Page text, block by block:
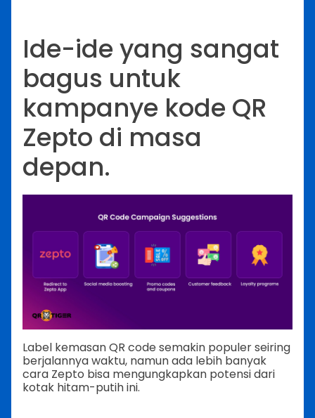
Ide-ide yang sangat
bagus untuk
kampanye kode QR
Zepto di masa
depan.
Label kemasan QR code semakin populer seiring
berjalannya waktu, namun ada lebih banyak
cara Zepto bisa mengungkapkan potensi dari
kotak hitam-putih ini.